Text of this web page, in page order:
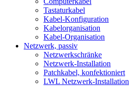
Tastaturkabel
Kabel-Konfiguration
Kabelorganisation
Kabel-Organisation
Netzwerk, passiv
Netzwerkschränke
Netzwerk-Installation
Patchkabel, konfektioniert
LWL Netzwerk-Installation